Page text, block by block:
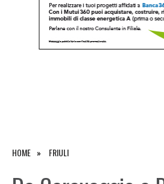
HOME FRIULI